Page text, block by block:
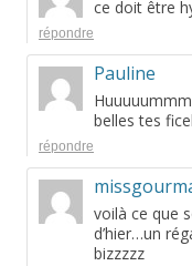
ce doit être
répondre
Pauline
belles tes
répondre
voilà ce que
d’hier…un
bizzzzz